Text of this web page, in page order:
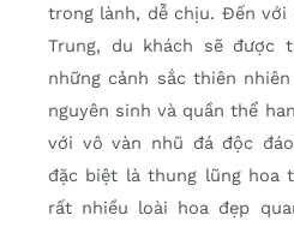
trong lành, dễ chịu. Đến với
Trung, du khách sẽ được
những cảnh sắc thiên
nguyên sinh và quần thể
với vô vàn nhũ đá độc
đặc biệt là thung lũng hoa
rất nhiều loài hoa đẹp